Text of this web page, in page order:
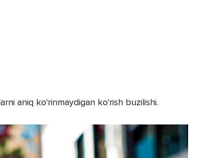
aniq ko'rinmaydigan ko'rish buzilishi.